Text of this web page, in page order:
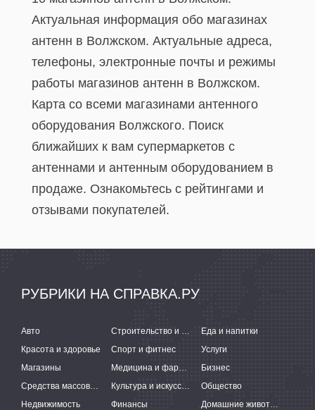
Актуальная информация обо магазинах
антенн в Волжском. Актуальные адреса,
телефоны, электронные почты и режимы
работы магазинов антенн в Волжском.
Карта со всеми магазинами антенного
оборудования Волжского. Поиск
ближайших к вам супермаркетов с
антеннами и антенным оборудованием в
продаже. Ознакомьтесь с рейтингами и
отзывами покупателей.
РУБРИКИ НА СПРАВКА.РУ
Авто Строительство и ремонт
Еда и напитки
Красота и здоровье
Спорт и фитнес
Услуги
Магазины
Медицина и фармацевтика
Бизнес
Средства массовой информации
Культура и искусство
Общество
Недвижимость
Финансы
Домашние животные